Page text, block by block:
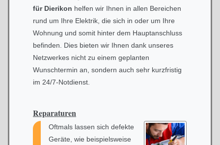
für Dierikon helfen wir Ihnen in allen Bereichen
rund um Ihre Elektrik, die sich in oder um Ihre
Wohnung und somit hinter dem Hauptanschluss
befinden. Dies bieten wir Ihnen dank unseres
Netzwerkes nicht zu einem geplanten
Wunschtermin an, sondern auch sehr kurzfristig
im 24/7-Notdienst.
Reparaturen
Oftmals lassen sich defekte
Geräte, wie beispielsweise